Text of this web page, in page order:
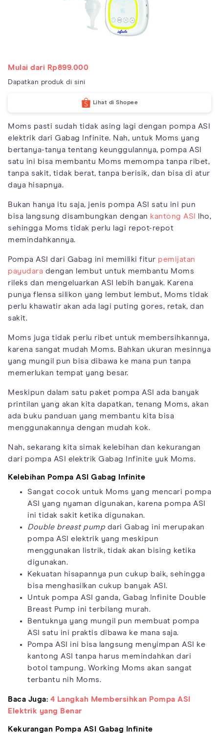
Mulai dari Rp899.000
Dapatkan produk di sini
Lihat di Shopee
Moms pasti sudah tidak asing lagi dengan pompa ASI
elektrik dari Gabag Infinite. Nah, untuk Moms yang
bertanya-tanya tentang keunggulannya, pompa ASI
satu ini bisa membantu Moms memompa tanpa ribet,
tanpa sakit, tidak berat, tanpa berisik, dan bisa di atur
daya hisapnya.
Bukan hanya itu saja, jenis pompa ASI satu ini pun
bisa langsung disambungkan dengan kantong ASI
lho,
sehingga Moms tidak perlu lagi repot-repot
memindahkannya.
Pompa ASI dari Gabag ini memiliki fitur pemijatan
payudara dengan lembut untuk membantu Moms
rileks dan mengeluarkan ASI lebih banyak. Karena
punya flensa silikon yang lembut lembut, Moms tidak
perlu khawatir akan ada lagi puting gores, retak, dan
sakit.
Moms juga tidak perlu ribet untuk membersihkannya,
karena sangat mudah Moms. Bahkan ukuran mesinnya
yang mungil pun bisa dibawa ke mana pun tanpa
memerlukan tempat yang besar.
Meskipun dalam satu paket pompa ASI ada banyak
printilan yang akan kita dapatkan, tenang Moms, akan
ada buku panduan yang membantu kita bisa
menggunakannya dengan mudah kok.
Nah, sekarang kita simak kelebihan dan kekurangan
dari pompa ASI elektrik Gabag Infinite yuk Moms.
Kelebihan Pompa ASI Gabag Infinite
Sangat cocok untuk Moms yang mencari pompa
ASI yang nyaman digunakan, karena pompa ASI
ini tidak sakit ketika digunakan.
Double breast pump dari Gabag ini merupakan
pompa ASI elektrik yang meskipun
menggunakan listrik, tidak akan bising ketika
digunakan.
Kekuatan hisapannya pun cukup baik, sehingga
bisa menghasilkan cukup banyak ASI.
Untuk pompa ASI ganda, Gabag Infinite Double
Breast Pump ini terbilang murah.
Bentuknya yang mungil pun membuat pompa
ASI satu ini praktis dibawa ke mana saja.
Pompa ASI ini bisa langsung menyimpan ASI ke
kantong ASI tanpa harus memindahkan dari
botol tampung. Working Moms akan sangat
terbantu nih Moms.
Baca Juga: 4 Langkah Membersihkan Pompa ASI
Elektrik yang Benar
Kekurangan Pompa ASI Gabag Infinite